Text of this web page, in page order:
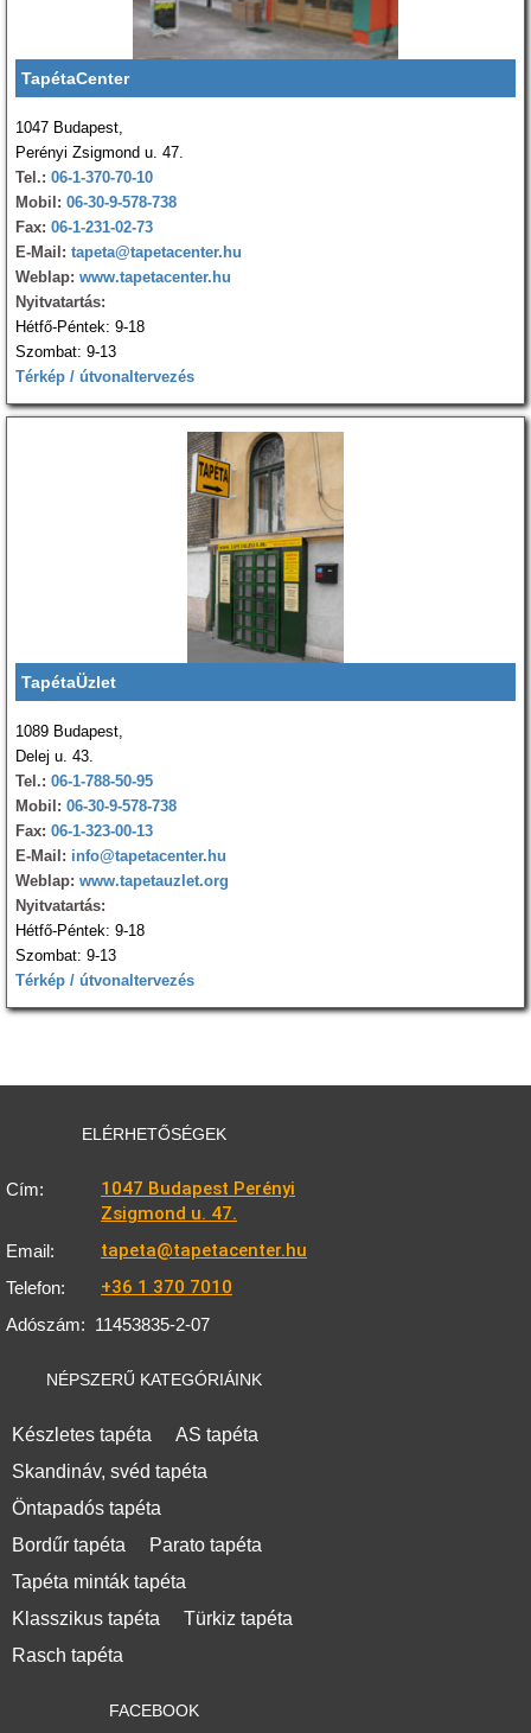
TapétaCenter
1047 Budapest,
Perényi Zsigmond u. 47.
Tel.: 06-1-370-70-10
Mobil: 06-30-9-578-738
Fax: 06-1-231-02-73
E-Mail: tapeta@tapetacenter.hu
Weblap: www.tapetacenter.hu
Nyitvatartás:
Hétfő-Péntek: 9-18
Szombat: 9-13
Térkép / útvonaltervezés
TapétaÜzlet
1089 Budapest,
Delej u. 43.
Tel.: 06-1-788-50-95
Mobil: 06-30-9-578-738
Fax: 06-1-323-00-13
E-Mail: info@tapetacenter.hu
Weblap: www.tapetauzlet.org
Nyitvatartás:
Hétfő-Péntek: 9-18
Szombat: 9-13
Térkép / útvonaltervezés
ELÉRHETŐSÉGEK
Cím:
1047 Budapest Perényi
Zsigmond u. 47.
Email: tapeta@tapetacenter.hu
Telefon: +36 1 370 7010
Adószám: 11453835-2-07
NÉPSZERŰ KATEGÓRIÁINK
Készletes tapéta
AS tapéta
Skandináv, svéd tapéta
Öntapadós tapéta
Bordűr tapéta
Parato tapéta
Tapéta minták tapéta
Klasszikus tapéta
Türkiz tapéta
Rasch tapéta
FACEBOOK